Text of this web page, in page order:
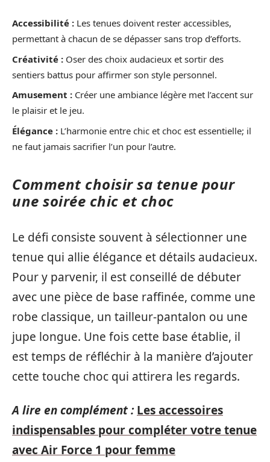
Accessibilité : Les tenues doivent rester accessibles,
permettant à chacun de se dépasser sans trop d’efforts.
Créativité : Oser des choix audacieux et sortir des
sentiers battus pour affirmer son style personnel.
Amusement : Créer une ambiance légère met l’accent sur
le plaisir et le jeu.
Élégance : L’harmonie entre chic et choc est essentielle; il
ne faut jamais sacrifier l’un pour l’autre.
Comment choisir sa tenue pour
une soirée chic et choc
Le défi consiste souvent à sélectionner une
tenue qui allie élégance et détails audacieux.
Pour y parvenir, il est conseillé de débuter
avec une pièce de base raffinée, comme une
robe classique, un tailleur-pantalon ou une
jupe longue. Une fois cette base établie, il
est temps de réfléchir à la manière d’ajouter
cette touche choc qui attirera les regards.
A lire en complément : Les accessoires
indispensables pour compléter votre tenue
avec Air Force 1 pour femme